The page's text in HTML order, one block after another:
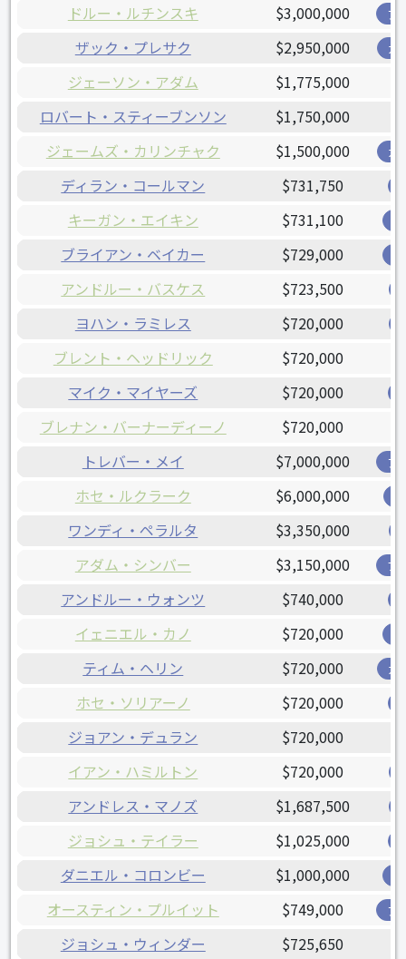
ドルー・ルチンスキ $3,000,000 ア
ザック・プレサク $2,950,000 ガ
ジェーソン・アダム
$1,775,000
ロバート・スティーブンソン
$1,750,000
ジェームズ・カリンチャク
$1,500,000 ガ
ディラン・コールマン $731,750
キーガン・エイキン $731,100
ブライアン・ベイカー $729,000
アンドルー・バスケス $723,500
ヨハン・ラミレス $720,000
ブレント・ヘッドリック $720,000
マイク・マイヤーズ $720,000
ブレナン・バーナーディーノ $720,000
トレバー・メイ $7,000,000 ア
ホセ・ルクラーク $6,000,000
ワンディ・ペラルタ $3,350,000
アダム・シンバー $3,150,000 ブ
アンドルー・ウォンツ $740,000
イェニエル・カノ $720,000
ティム・ヘリン $720,000 ガ
ホセ・ソリアーノ $720,000
ジョアン・デュラン $720,000
イアン・ハミルトン $720,000
アンドレス・マノズ $1,687,500
ジョシュ・テイラー $1,025,000
ダニエル・コロンビー $1,000,000
オースティン・プルイット $749,000 ア
ジョシュ・ウィンダー $725,650